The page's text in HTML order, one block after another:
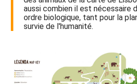
aussi combien il est nécessaire
ordre biologique, tant pour la
survie de l'humanité.